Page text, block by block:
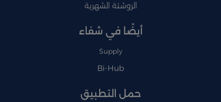
الروشتة الشهرية
أيضًا في شفاء
Supply
Bi-Hub
حمل التطبيق